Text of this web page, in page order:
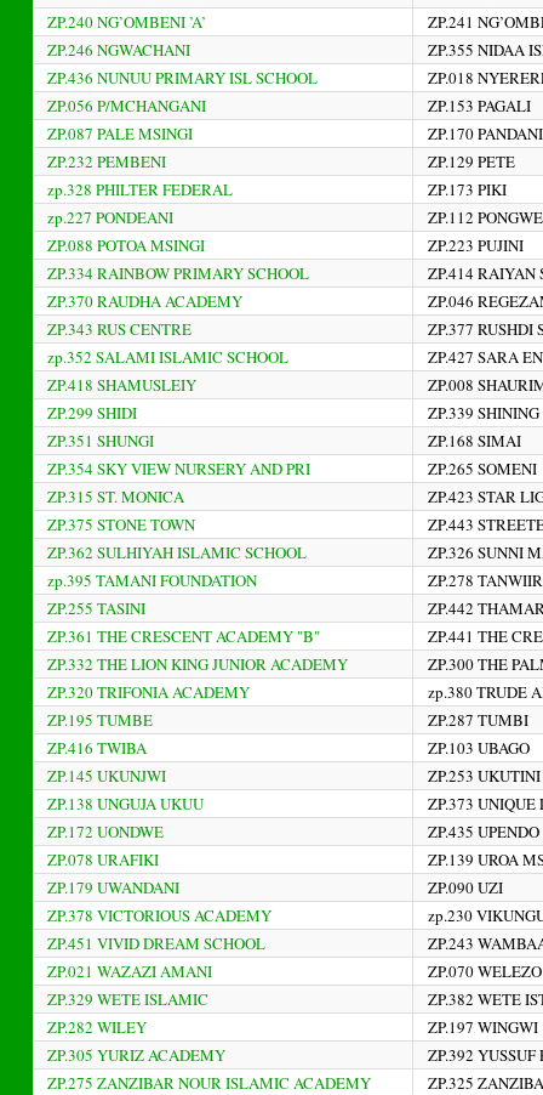
ZP.240 NG’OMBENI ’A’
ZP.241
ZP.246 NGWACHANI
ZP.355 NIDAA
ZP.436 NUNUU PRIMARY ISL SCHOOL
ZP.018
ZP.056 P/MCHANGANI
ZP.153 PAGALI
ZP.087 PALE MSINGI
ZP.170 PANDANI
ZP.232 PEMBENI
ZP.129 PETE
zp.328 PHILTER FEDERAL
ZP.173 PIKI
zp.227 PONDEANI
ZP.112
ZP.088 POTOA MSINGI
ZP.223 PUJINI
ZP.334 RAINBOW PRIMARY SCHOOL
ZP.414 RAIYAN
ZP.370 RAUDHA ACADEMY
ZP.046
ZP.343 RUS CENTRE
ZP.377 RUSHDI
zp.352 SALAMI ISLAMIC SCHOOL
ZP.427 SARA
ZP.418 SHAMUSLEIY
ZP.008
ZP.299 SHIDI
ZP.339
ZP.351 SHUNGI
ZP.168 SIMAI
ZP.354 SKY VIEW NURSERY AND PRI
ZP.265 SOMENI
ZP.315 ST. MONICA
ZP.423 STAR
ZP.375 STONE TOWN
ZP.443
ZP.362 SULHIYAH ISLAMIC SCHOOL
ZP.326 SUNNI
zp.395 TAMANI FOUNDATION
ZP.278
ZP.255 TASINI
ZP.442
ZP.361 THE CRESCENT ACADEMY "B"
ZP.441 THE
ZP.332 THE LION KING JUNIOR ACADEMY
ZP.300 THE
ZP.320 TRIFONIA ACADEMY
zp.380 TRUDE
ZP.195 TUMBE
ZP.287 TUMBI
ZP.416 TWIBA
ZP.103 UBAGO
ZP.145 UKUNJWI
ZP.253 UKUTINI
ZP.138 UNGUJA UKUU
ZP.373 UNIQUE
ZP.172 UONDWE
ZP.435
ZP.078 URAFIKI
ZP.139 UROA
ZP.179 UWANDANI
ZP.090 UZI
ZP.378 VICTORIOUS ACADEMY
zp.230
ZP.451 VIVID DREAM SCHOOL
ZP.243
ZP.021 WAZAZI AMANI
ZP.070 WELEZO
ZP.329 WETE ISLAMIC
ZP.382 WETE
ZP.282 WILEY
ZP.197 WINGWI
ZP.305 YURIZ ACADEMY
ZP.392
ZP.275 ZANZIBAR NOUR ISLAMIC ACADEMY
ZP.325